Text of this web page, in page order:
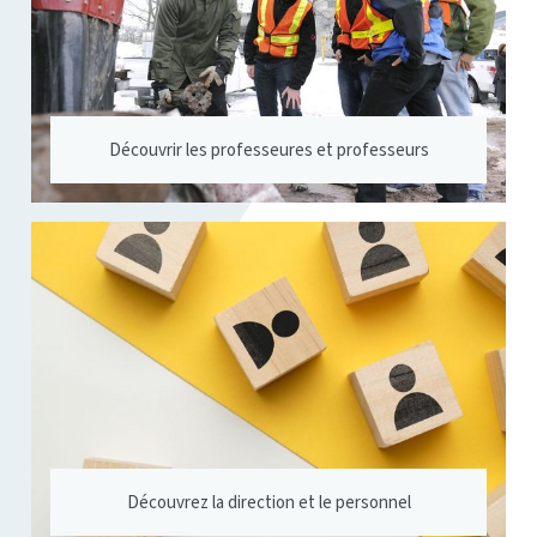
Découvrir les professeures et professeurs
Découvrez la direction et le personnel